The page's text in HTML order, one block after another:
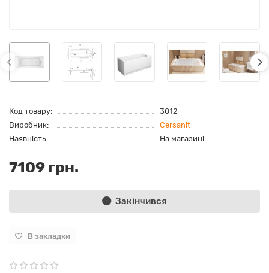
Код товару:
3012
Виробник:
Cersanit
Наявність:
На магазині
7109 грн.
Закінчився
В закладки